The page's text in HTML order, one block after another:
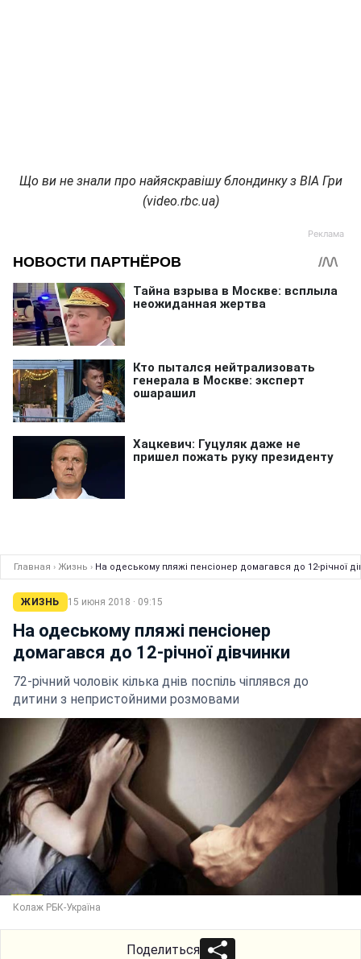
Що ви не знали про найяскравішу блондинку з ВІА Гри
(video.rbc.ua)
Главная › Жизнь › На одеському пляжі пенсіонер домагався до 12-річної
ЖИЗНЬ 15 июня 2018 · 09:15
На одеському пляжі пенсіонер
домагався до 12-річної дівчинки
72-річний чоловік кілька днів поспіль чіплявся до
дитини з непристойними розмовами
Колаж РБК-Україна
Поделиться